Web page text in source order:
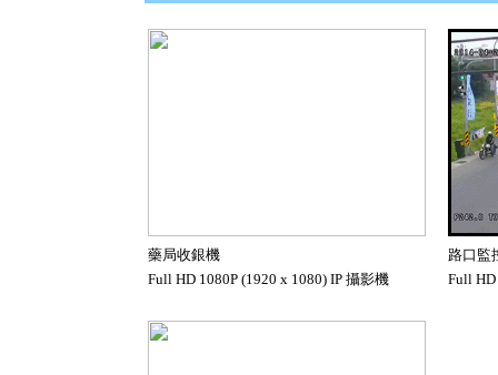
藥局收銀機
Full HD 1080P (1920 x 1080) IP 攝影機
路口監
Full HD